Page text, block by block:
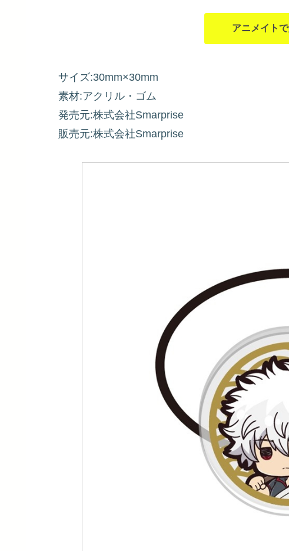
アニメイト
サイズ:30mm×30mm
素材:アクリル・ゴム
発売元:株式会社Smarprise
販売元:株式会社Smarprise